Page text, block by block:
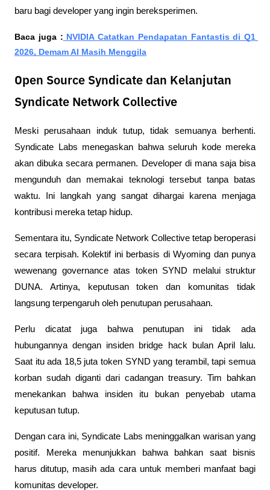
baru bagi developer yang ingin bereksperimen.
Baca juga : NVIDIA Catatkan Pendapatan Fantastis di Q1
2026, Demam AI Masih Menggila
Open Source Syndicate dan Kelanjutan
Syndicate Network Collective
Meski perusahaan induk tutup, tidak semuanya berhenti.
Syndicate Labs menegaskan bahwa seluruh kode mereka
akan dibuka secara permanen. Developer di mana saja bisa
mengunduh dan memakai teknologi tersebut tanpa batas
waktu. Ini langkah yang sangat dihargai karena menjaga
kontribusi mereka tetap hidup.
Sementara itu, Syndicate Network Collective tetap beroperasi
secara terpisah. Kolektif ini berbasis di Wyoming dan punya
wewenang governance atas token SYND melalui struktur
DUNA. Artinya, keputusan token dan komunitas tidak
langsung terpengaruh oleh penutupan perusahaan.
Perlu dicatat juga bahwa penutupan ini tidak ada
hubungannya dengan insiden bridge hack bulan April lalu.
Saat itu ada 18,5 juta token SYND yang terambil, tapi semua
korban sudah diganti dari cadangan treasury. Tim bahkan
menekankan bahwa insiden itu bukan penyebab utama
keputusan tutup.
Dengan cara ini, Syndicate Labs meninggalkan warisan yang
positif. Mereka menunjukkan bahwa bahkan saat bisnis
harus ditutup, masih ada cara untuk memberi manfaat bagi
komunitas developer.